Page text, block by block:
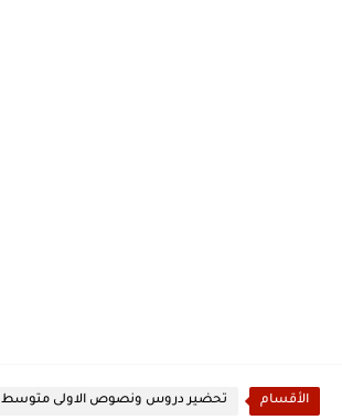
الأقسام تحضير دروس ونصوص الاولى متوسط